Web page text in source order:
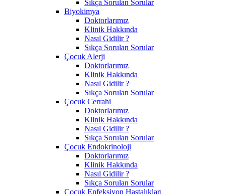
Sıkça Sorulan Sorular
Biyokimya
Doktorlarımız
Klinik Hakkında
Nasıl Gidilir ?
Sıkça Sorulan Sorular
Çocuk Alerji
Doktorlarımız
Klinik Hakkında
Nasıl Gidilir ?
Sıkça Sorulan Sorular
Çocuk Cerrahi
Doktorlarımız
Klinik Hakkında
Nasıl Gidilir ?
Sıkça Sorulan Sorular
Çocuk Endokrinoloji
Doktorlarımız
Klinik Hakkında
Nasıl Gidilir ?
Sıkça Sorulan Sorular
Çocuk Enfeksiyon Hastalıkları